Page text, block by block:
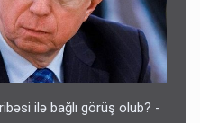
ilə bağlı görüş olub? -